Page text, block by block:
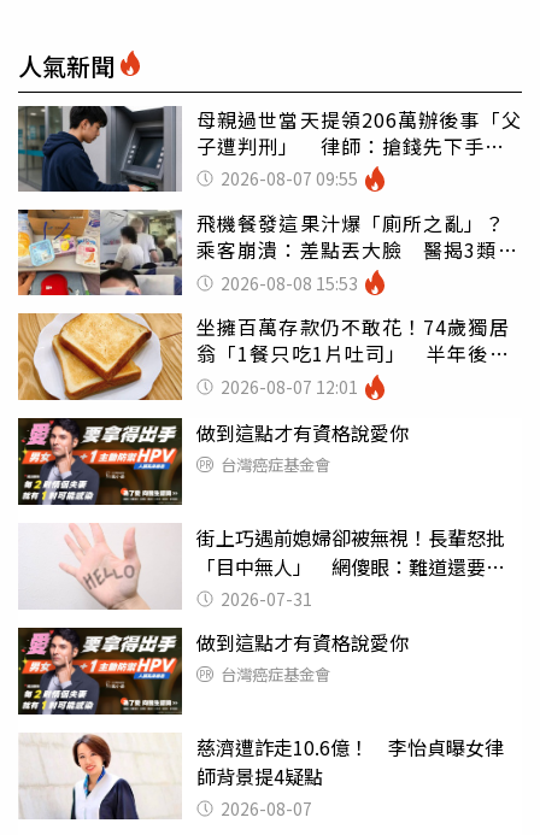
人氣新聞
母親過世當天提領206萬辦後事「父
子遭判刑」 律師：搶錢先下手是
罪 2026-08-07 09:55
飛機餐發這果汁爆「廁所之亂」？
乘客崩潰：差點丟大臉 醫揭3類人
別亂喝
2026-08-08 15:53
坐擁百萬存款仍不敢花！74歲獨居
翁「1餐只吃1片吐司」 半年後暴
瘦嚇壞女兒
2026-08-07 12:01
做到這點才有資格說愛你
台灣癌症基金會
街上巧遇前媳婦卻被無視！長輩怒批
「目中無人」 網傻眼：難道還要奉
茶嗎2026-07-31
做到這點才有資格說愛你
台灣癌症基金會
慈濟遭詐走10.6億！ 李怡貞曝女律
師背景提4疑點
2026-08-07